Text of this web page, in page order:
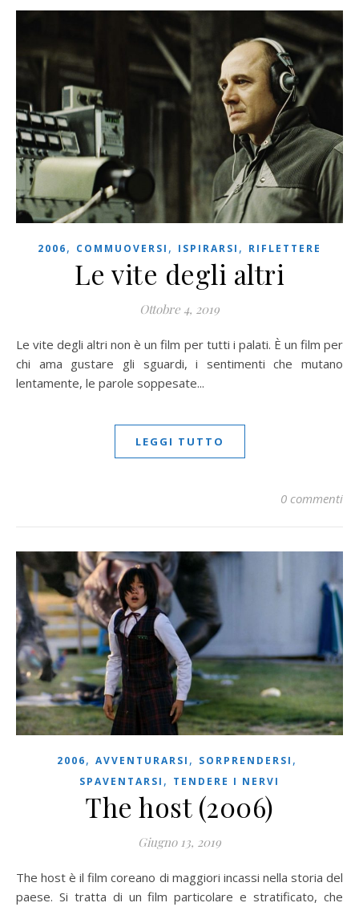
2006, COMMUOVERSI , ISPIRARSI , RIFLETTERE
Le vite degli altri
Ottobre 4, 2019
Le vite degli altri non è un film per tutti i palati. È un film per
chi ama gustare gli sguardi, i sentimenti che mutano
lentamente, le parole soppesate...
LEGGI TUTTO
0 commenti
2006, AVVENTURARSI , SORPRENDERSI ,
SPAVENTARSI , TENDERE I NERVI
The host (2006)
Giugno 13, 2019
The host è il film coreano di maggiori incassi nella storia del
paese. Si tratta di un film particolare e stratificato, che